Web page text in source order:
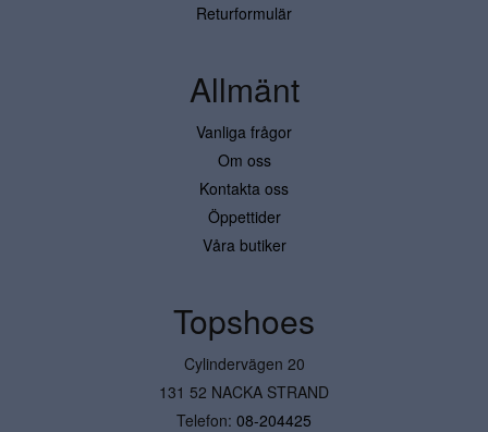
Returformulär
Allmänt
Vanliga frågor
Om oss
Kontakta oss
Öppettider
Våra butiker
Topshoes
Cylindervägen 20
131 52 NACKA STRAND
Telefon: 08-204425